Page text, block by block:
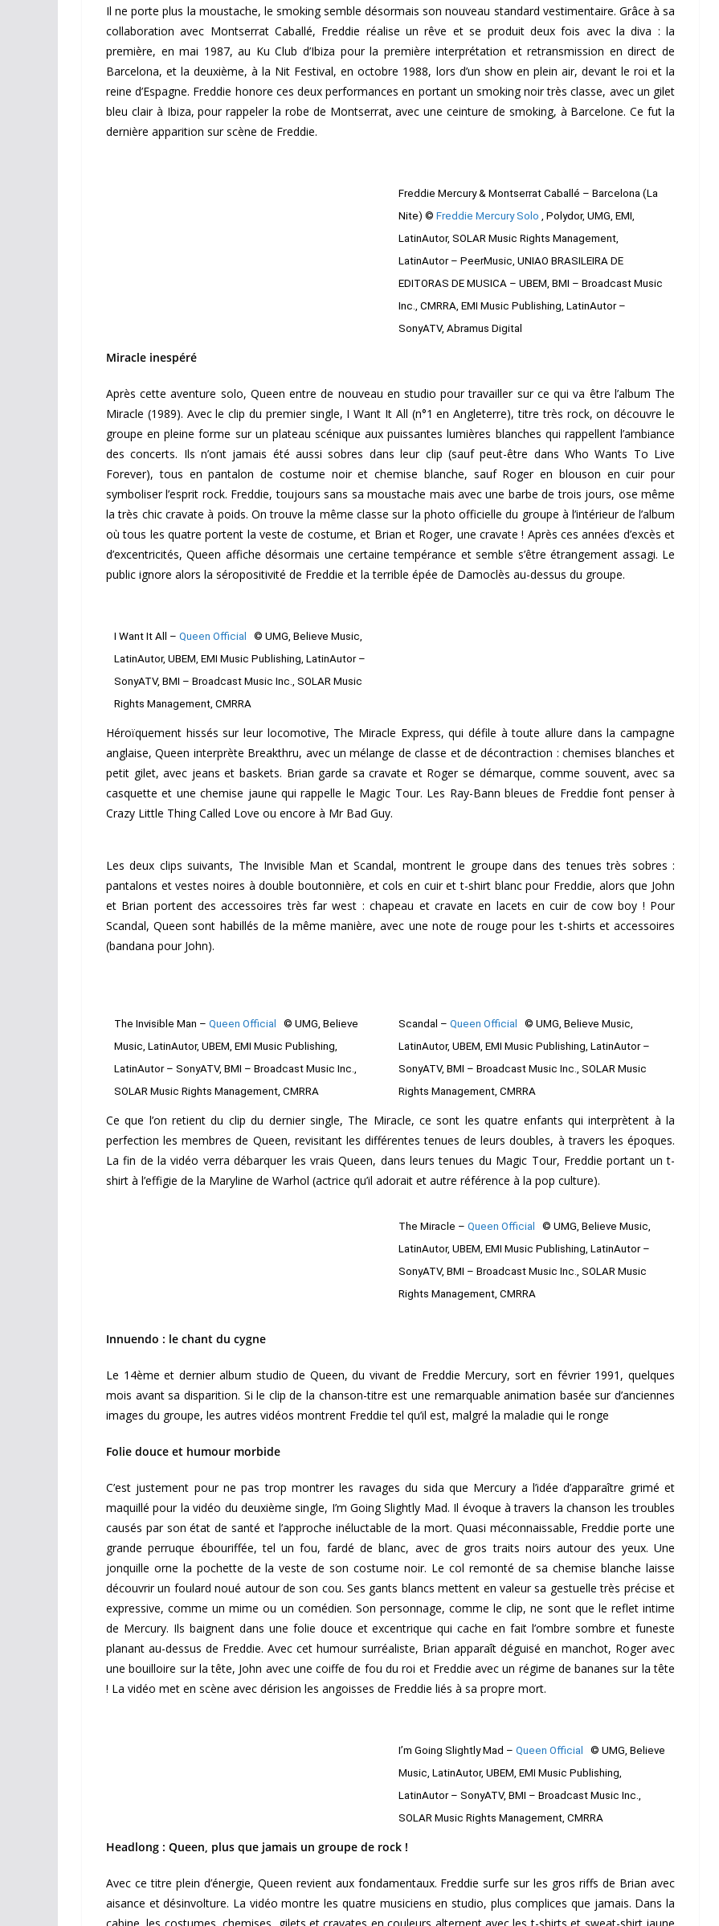
Il ne porte plus la moustache, le smoking semble désormais son nouveau standard vestimentaire. Grâce à sa
collaboration avec Montserrat Caballé, Freddie réalise un rêve et se produit deux fois avec la diva : la
première, en mai 1987, au Ku Club d’Ibiza pour la première interprétation et retransmission en direct de
Barcelona, et la deuxième, à la Nit Festival, en octobre 1988, lors d’un show en plein air, devant le roi et la
reine d’Espagne. Freddie honore ces deux performances en portant un smoking noir très classe, avec un gilet
bleu clair à Ibiza, pour rappeler la robe de Montserrat, avec une ceinture de smoking, à Barcelone. Ce fut la
dernière apparition sur scène de Freddie.
Freddie Mercury & Montserrat Caballé – Barcelona (La
Nite) © Freddie Mercury Solo , Polydor, UMG, EMI,
LatinAutor, SOLAR Music Rights Management,
LatinAutor – PeerMusic, UNIAO BRASILEIRA DE
EDITORAS DE MUSICA – UBEM, BMI – Broadcast Music
Inc., CMRRA, EMI Music Publishing, LatinAutor –
SonyATV, Abramus Digital
Miracle inespéré
Après cette aventure solo, Queen entre de nouveau en studio pour travailler sur ce qui va être l’album The
Miracle (1989). Avec le clip du premier single, I Want It All (n°1 en Angleterre), titre très rock, on découvre le
groupe en pleine forme sur un plateau scénique aux puissantes lumières blanches qui rappellent l’ambiance
des concerts. Ils n’ont jamais été aussi sobres dans leur clip (sauf peut-être dans Who Wants To Live
Forever), tous en pantalon de costume noir et chemise blanche, sauf Roger en blouson en cuir pour
symboliser l’esprit rock. Freddie, toujours sans sa moustache mais avec une barbe de trois jours, ose même
la très chic cravate à poids. On trouve la même classe sur la photo officielle du groupe à l’intérieur de l’album
où tous les quatre portent la veste de costume, et Brian et Roger, une cravate ! Après ces années d’excès et
d’excentricités, Queen affiche désormais une certaine tempérance et semble s’être étrangement assagi. Le
public ignore alors la séropositivité de Freddie et la terrible épée de Damoclès au-dessus du groupe.
I Want It All – Queen Official
© UMG, Believe Music,
LatinAutor, UBEM, EMI Music Publishing, LatinAutor –
SonyATV, BMI – Broadcast Music Inc., SOLAR Music
Rights Management, CMRRA
Héroïquement hissés sur leur locomotive, The Miracle Express, qui défile à toute allure dans la campagne
anglaise, Queen interprète Breakthru, avec un mélange de classe et de décontraction : chemises blanches et
petit gilet, avec jeans et baskets. Brian garde sa cravate et Roger se démarque, comme souvent, avec sa
casquette et une chemise jaune qui rappelle le Magic Tour. Les Ray-Bann bleues de Freddie font penser à
Crazy Little Thing Called Love ou encore à Mr Bad Guy.
Les deux clips suivants, The Invisible Man et Scandal, montrent le groupe dans des tenues très sobres :
pantalons et vestes noires à double boutonnière, et cols en cuir et t-shirt blanc pour Freddie, alors que John
et Brian portent des accessoires très far west : chapeau et cravate en lacets en cuir de cow boy ! Pour
Scandal, Queen sont habillés de la même manière, avec une note de rouge pour les t-shirts et accessoires
(bandana pour John).
The Invisible Man – Queen Official
© UMG, Believe
Music, LatinAutor, UBEM, EMI Music Publishing,
LatinAutor – SonyATV, BMI – Broadcast Music Inc.,
SOLAR Music Rights Management, CMRRA
Scandal – Queen Official
© UMG, Believe Music,
LatinAutor, UBEM, EMI Music Publishing, LatinAutor –
SonyATV, BMI – Broadcast Music Inc., SOLAR Music
Rights Management, CMRRA
Ce que l’on retient du clip du dernier single, The Miracle, ce sont les quatre enfants qui interprètent à la
perfection les membres de Queen, revisitant les différentes tenues de leurs doubles, à travers les époques.
La fin de la vidéo verra débarquer les vrais Queen, dans leurs tenues du Magic Tour, Freddie portant un t-
shirt à l’effigie de la Maryline de Warhol (actrice qu’il adorait et autre référence à la pop culture).
The Miracle – Queen Official
© UMG, Believe Music,
LatinAutor, UBEM, EMI Music Publishing, LatinAutor –
SonyATV, BMI – Broadcast Music Inc., SOLAR Music
Rights Management, CMRRA
Innuendo : le chant du cygne
Le 14ème et dernier album studio de Queen, du vivant de Freddie Mercury, sort en février 1991, quelques
mois avant sa disparition. Si le clip de la chanson-titre est une remarquable animation basée sur d’anciennes
images du groupe, les autres vidéos montrent Freddie tel qu’il est, malgré la maladie qui le ronge
Folie douce et humour morbide
C’est justement pour ne pas trop montrer les ravages du sida que Mercury a l’idée d’apparaître grimé et
maquillé pour la vidéo du deuxième single, I’m Going Slightly Mad. Il évoque à travers la chanson les troubles
causés par son état de santé et l’approche inéluctable de la mort. Quasi méconnaissable, Freddie porte une
grande perruque ébouriffée, tel un fou, fardé de blanc, avec de gros traits noirs autour des yeux. Une
jonquille orne la pochette de la veste de son costume noir. Le col remonté de sa chemise blanche laisse
découvrir un foulard noué autour de son cou. Ses gants blancs mettent en valeur sa gestuelle très précise et
expressive, comme un mime ou un comédien. Son personnage, comme le clip, ne sont que le reflet intime
de Mercury. Ils baignent dans une folie douce et excentrique qui cache en fait l’ombre sombre et funeste
planant au-dessus de Freddie. Avec cet humour surréaliste, Brian apparaît déguisé en manchot, Roger avec
une bouilloire sur la tête, John avec une coiffe de fou du roi et Freddie avec un régime de bananes sur la tête
! La vidéo met en scène avec dérision les angoisses de Freddie liés à sa propre mort.
I’m Going Slightly Mad – Queen Official
© UMG, Believe
Music, LatinAutor, UBEM, EMI Music Publishing,
LatinAutor – SonyATV, BMI – Broadcast Music Inc.,
SOLAR Music Rights Management, CMRRA
Headlong : Queen, plus que jamais un groupe de rock !
Avec ce titre plein d’énergie, Queen revient aux fondamentaux. Freddie surfe sur les gros riffs de Brian avec
aisance et désinvolture. La vidéo montre les quatre musiciens en studio, plus complices que jamais. Dans la